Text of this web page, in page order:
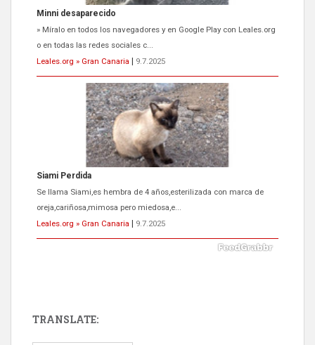
Minni desaparecido
» Míralo en todos los navegadores y en Google Play con Leales.org
o en todas las redes sociales c...
Leales.org » Gran Canaria
9.7.2025
Siami Perdida
Se llama Siami,es hembra de 4 años,esterilizada con marca de
oreja,cariñosa,mimosa pero miedosa,e...
Leales.org » Gran Canaria
9.7.2025
TRANSLATE: